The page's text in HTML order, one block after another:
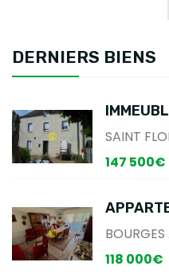
DERNIERS BIENS
SAINT
147 500€
118 000€